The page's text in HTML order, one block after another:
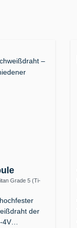
Grade 5 (Ti-
der
4V